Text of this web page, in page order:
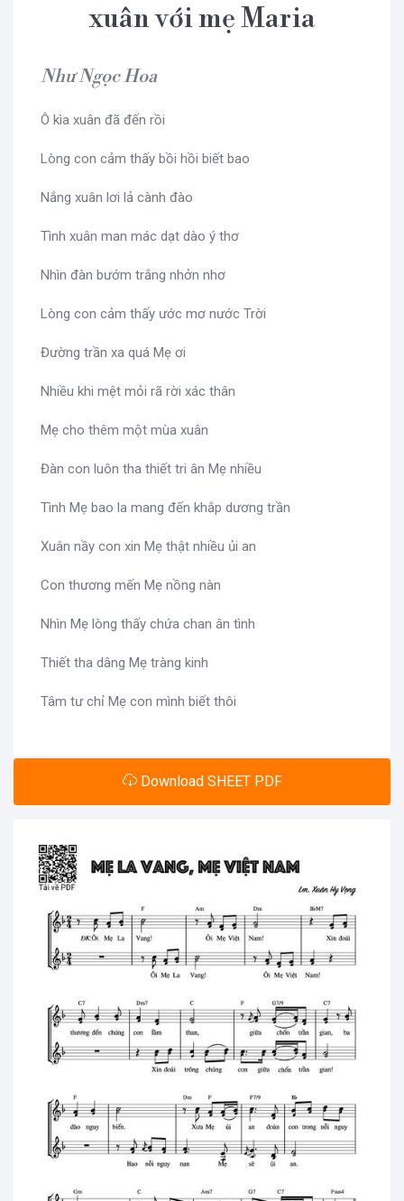
xuân với mẹ Maria
Như Ngọc Hoa
Ô kìa xuân đã đến rồi
Lòng con cảm thấy bồi hồi biết bao
Nắng xuân lơi lả cành đào
Tình xuân man mác dạt dào ý thơ
Nhìn đàn bướm trắng nhởn nhơ
Lòng con cảm thấy ước mơ nước Trời
Đường trần xa quá Mẹ ơi
Nhiều khi mệt mỏi rã rời xác thân
Mẹ cho thêm một mùa xuân
Đàn con luôn tha thiết tri ân Mẹ nhiều
Tình Mẹ bao la mang đến khắp dương trần
Xuân nầy con xin Mẹ thật nhiều ủi an
Con thương mến Mẹ nồng nàn
Nhìn Mẹ lòng thấy chứa chan ân tình
Thiết tha dâng Mẹ tràng kinh
Tâm tư chỉ Mẹ con mình biết thôi
Download SHEET PDF